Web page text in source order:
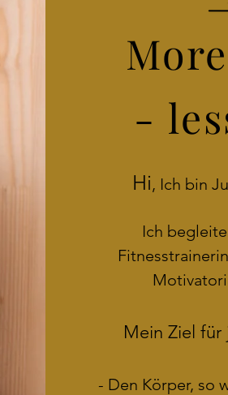
-
Hi, Ich bin
Ich
Mein Ziel
- Den Körper, so